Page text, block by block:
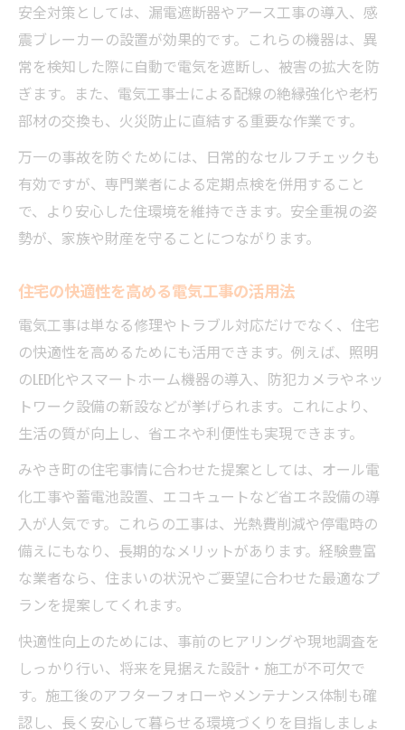
安全対策としては、漏電遮断器やアース工事の導入、感
震ブレーカーの設置が効果的です。これらの機器は、異
常を検知した際に自動で電気を遮断し、被害の拡大を防
ぎます。また、電気工事士による配線の絶縁強化や老朽
部材の交換も、火災防止に直結する重要な作業です。
万一の事故を防ぐためには、日常的なセルフチェックも
有効ですが、専門業者による定期点検を併用すること
で、より安心した住環境を維持できます。安全重視の姿
勢が、家族や財産を守ることにつながります。
住宅の快適性を高める電気工事の活用法
電気工事は単なる修理やトラブル対応だけでなく、住宅
の快適性を高めるためにも活用できます。例えば、照明
のLED化やスマートホーム機器の導入、防犯カメラやネッ
トワーク設備の新設などが挙げられます。これにより、
生活の質が向上し、省エネや利便性も実現できます。
みやき町の住宅事情に合わせた提案としては、オール電
化工事や蓄電池設置、エコキュートなど省エネ設備の導
入が人気です。これらの工事は、光熱費削減や停電時の
備えにもなり、長期的なメリットがあります。経験豊富
な業者なら、住まいの状況やご要望に合わせた最適なプ
ランを提案してくれます。
快適性向上のためには、事前のヒアリングや現地調査を
しっかり行い、将来を見据えた設計・施工が不可欠で
す。施工後のアフターフォローやメンテナンス体制も確
認し、長く安心して暮らせる環境づくりを目指しましょ